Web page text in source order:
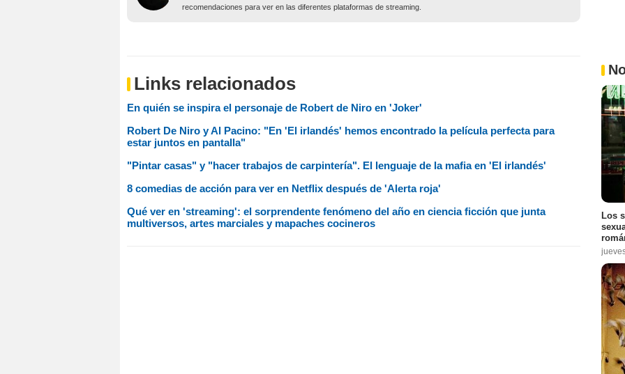
recomendaciones para ver en las diferentes plataformas de streaming.
Links relacionados
En quién se inspira el personaje de Robert de Niro en 'Joker'
Robert De Niro y Al Pacino: "En 'El irlandés' hemos encontrado la película perfecta para
estar juntos en pantalla"
"Pintar casas" y "hacer trabajos de carpintería". El lenguaje de la mafia en 'El irlandés'
8 comedias de acción para ver en Netflix después de 'Alerta roja'
Qué ver en 'streaming': el sorprendente fenómeno del año en ciencia ficción que junta
multiversos, artes marciales y mapaches cocineros
Los